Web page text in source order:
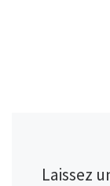
Laissez